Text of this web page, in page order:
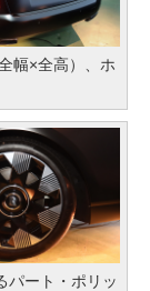
幅×全高）、ホ
パート・ポリッ